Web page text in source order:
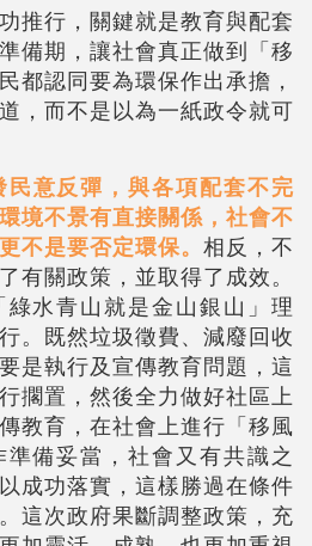
推行，關鍵就是教育與配套
備期，讓社會真正做到「移
都認同要為環保作出承擔，
，而不是以為一紙政令就可
民意反彈，與各項配套不完
境不景有直接關係，社會不
不是要否定環保。 相反，不
有關政策，並取得了成效。
水青山就是金山銀山」理
。既然垃圾徵費、減廢回收
是執行及宣傳教育問題，這
擱置，然後全力做好社區上
教育，在社會上進行「移風
備妥當，社會又有共識之
成功落實，這樣勝過在條件
這次政府果斷調整政策，充